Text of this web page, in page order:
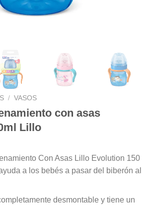
/ VASOS
con asas
Lillo
Con Asas Lillo Evolution 150
a los bebés a pasar del biberón al
desmontable y tiene un